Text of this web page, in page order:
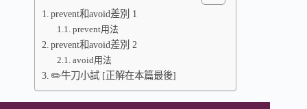
prevent和avoid差別 1
prevent用法
prevent和avoid差別 2
avoid用法
✏️牛刀小試 [正解在本篇最後]